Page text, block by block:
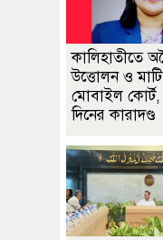
কালিহাতীতে
উত্তোলন ও
মোবাইল
দিনের কারাদণ্ড